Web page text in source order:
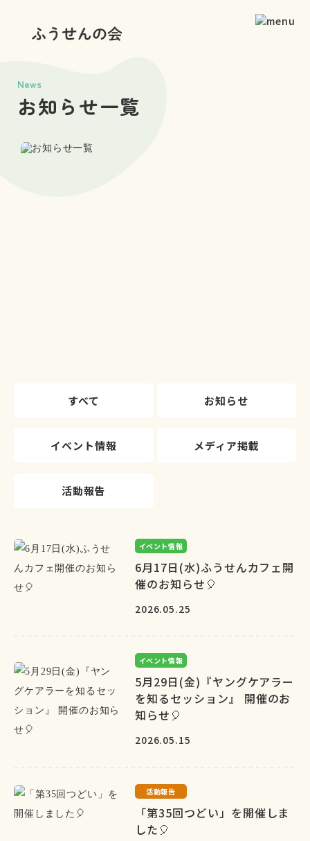
News
お知らせ一覧
すべて お知らせ
イベント情報 メディア掲載
活動報告
イベント情報
6月17日(水)ふうせんカフェ開
催のお知らせ🎈
2026.05.25
イベント情報
5月29日(金)『ヤングケアラー
を知るセッション』 開催のお
知らせ🎈
2026.05.15
活動報告
「第35回つどい」を開催しま
した🎈